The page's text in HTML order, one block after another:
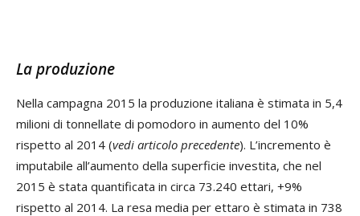
La produzione
Nella campagna 2015 la produzione italiana è stimata in 5,4
milioni di tonnellate di pomodoro in aumento del 10%
rispetto al 2014 (vedi articolo precedente). L’incremento è
imputabile all’aumento della superficie investita, che nel
2015 è stata quantificata in circa 73.240 ettari, +9%
rispetto al 2014. La resa media per ettaro è stimata in 738